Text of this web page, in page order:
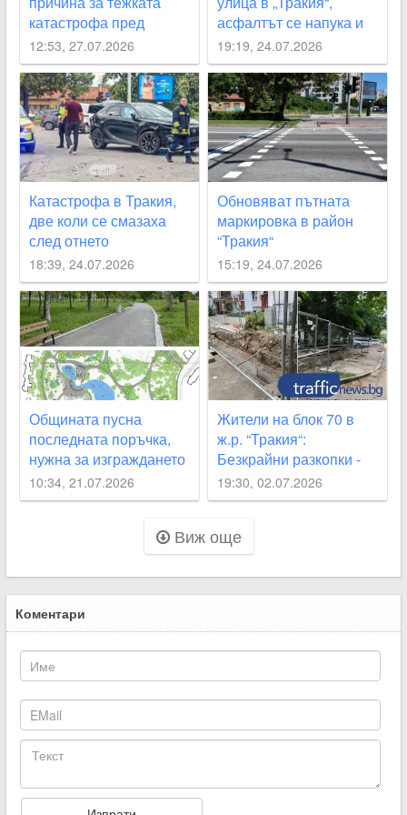
катастрофа пред
кметството в “Тракия“
12:53, 27.07.2026
асфалтът се напука и
пропада
19:19, 24.07.2026
Катастрофа в Тракия,
две коли се смазаха
след отнето
предимство
18:39, 24.07.2026
Обновяват пътната
маркировка в район
“Тракия“
15:19, 24.07.2026
Общината пусна
последната поръчка,
нужна за изграждането
на парка „Кан Крум“
10:34, 21.07.2026
Жители на блок 70 в
ж.р. “Тракия“:
Безкрайни разкопки -
хоризонт няма
19:30, 02.07.2026
Виж още
Коментари